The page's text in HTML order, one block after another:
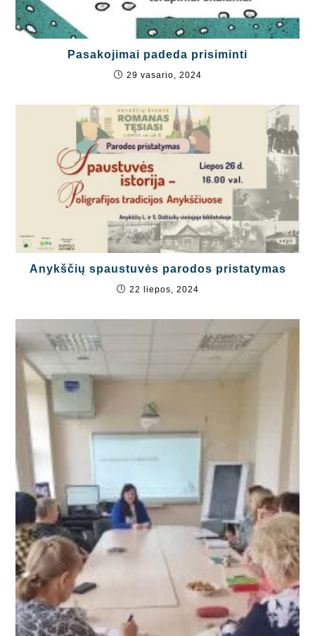
Pasakojimai padeda prisiminti
29 vasario, 2024
Anykščių spaustuvės parodos pristatymas
22 liepos, 2024